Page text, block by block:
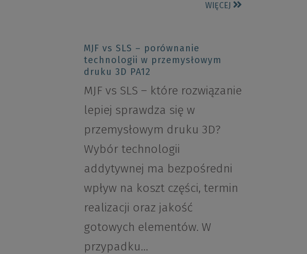
WIĘCEJ
MJF vs SLS – porównanie
technologii w przemysłowym
druku 3D PA12
MJF vs SLS – które rozwiązanie
lepiej sprawdza się w
przemysłowym druku 3D?
Wybór technologii
addytywnej ma bezpośredni
wpływ na koszt części, termin
realizacji oraz jakość
gotowych elementów. W
przypadku…